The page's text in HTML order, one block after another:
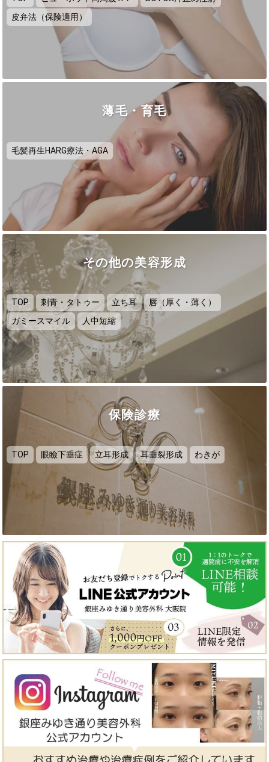
皮弁法（保険適用）
薄毛・育毛
毛髪再生HARG療法・AGA
その他の美容形成
TOP 刺青・タトゥー 立ち耳
唇（厚く・薄く）
ガミースマイル
人中短縮
保険診療
TOP 眼瞼下垂症 立耳形成 耳垂裂形成 わきが